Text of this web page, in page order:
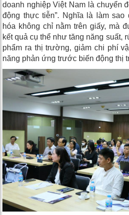
doanh nghiệp Việt Nam là chuyển
động thực tiễn”. Nghĩa là làm
hóa không chỉ nằm trên giấy, mà
kết quả cụ thể như tăng năng suất,
phẩm ra thị trường, giảm chi phí
năng phản ứng trước biến động thị